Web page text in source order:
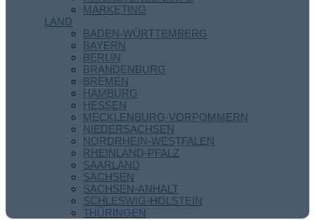
MARKETING
LAND
BADEN-WÜRTTEMBERG
BAYERN
BERLIN
BRANDENBURG
BREMEN
HAMBURG
HESSEN
MECKLENBURG-VORPOMMERN
NIEDERSACHSEN
NORDRHEIN-WESTFALEN
RHEINLAND-PFALZ
SAARLAND
SACHSEN
SACHSEN-ANHALT
SCHLESWIG-HOLSTEIN
THÜRINGEN